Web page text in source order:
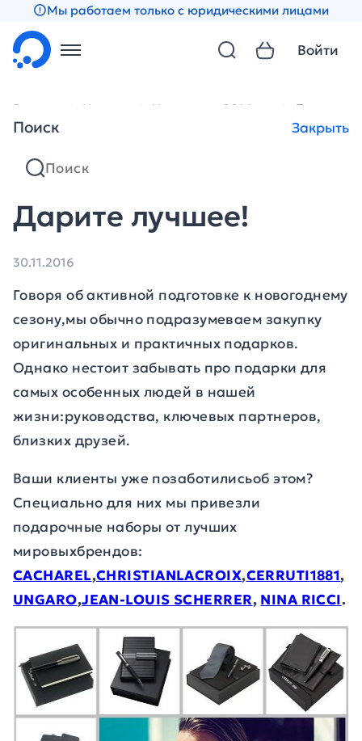
Мы работаем только с юридическими лицами
Поиск Закрыть
Войти
Главная Новости Новости за 2016 год Дарите
Дарите лучшее!
30.11.2016
Говоря об активной подготовке к новогоднему
сезону,мы обычно подразумеваем закупку
оригинальных и практичных подарков.
Однако нестоит забывать про подарки для
самых особенных людей в нашей
жизни:руководства, ключевых партнеров,
близких друзей.
Ваши клиенты уже позаботилисьоб этом?
Специально для них мы привезли
подарочные наборы от лучших
мировыхбрендов:
CACHAREL,CHRISTIANLACROIX,CERRUTI1881,
UNGARO,JEAN-LOUIS SCHERRER, NINA RICCI.